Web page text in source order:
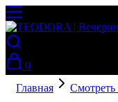
0
Главная
Смотреть